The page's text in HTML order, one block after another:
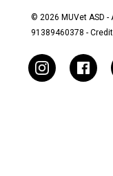
© 2026 MUVet ASD -
91389460378 -